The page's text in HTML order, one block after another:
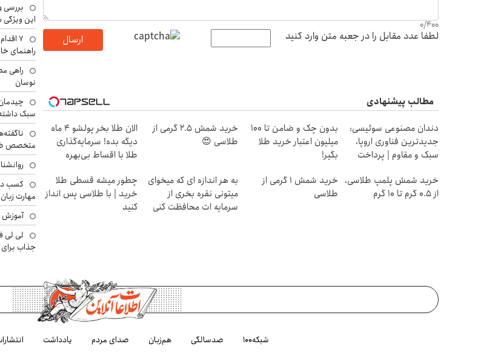
0/400
لطفا عدد مقابل را در جعبه متن وارد کنید ارسال
مطالب پیشنهادی
دندان مصنوعی سوئیسی:
جدیدترین فناوری اروپا،
سبک و مقاوم | پرداخت
بدون چک و ضامن تا 100
میلیون اعتبار خرید طلا
بگیر!
خرید شمش 2.5 گرمی از
طلاسی 😍
الان طلا بخر پولشو 4 ماه
دیگه بده! سرمایه‌گذاری
طلا با اقساط بی‌بهره
خرید شمش پلمپ طلاسی،
از ۰.۵ گرم تا ۱۰ گرم
خرید شمش 1 گرمی از
طلاسی
به هر اندازه ای که میخوای
میتونی نقره بخری از
سرمایه ات محافظت کنی
چطور میشه قسطی طلا
خرید | با طلاسی پس انداز
کنید
بررسی
این ویژگی
۷
راهنمای
راهی
نوسان
سبک
متخصص
کسب
مهارت
آموزش
لی لی
جذاب
شبکه۱۰۰ صدسالگی هم‌زبان صدای مردم یادداشت